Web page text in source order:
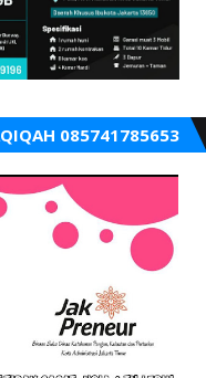
085741785653